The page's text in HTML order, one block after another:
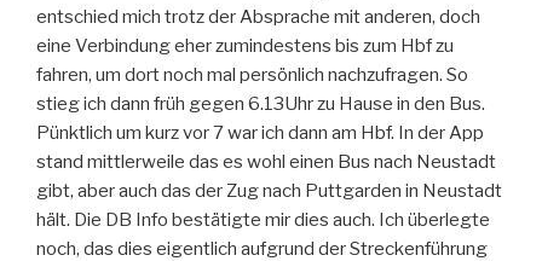
entschied mich trotz der Absprache mit anderen, doch
eine Verbindung eher zumindestens bis zum Hbf zu
fahren, um dort noch mal persönlich nachzufragen. So
stieg ich dann früh gegen 6.13Uhr zu Hause in den Bus.
Pünktlich um kurz vor 7 war ich dann am Hbf. In der App
stand mittlerweile das es wohl einen Bus nach Neustadt
gibt, aber auch das der Zug nach Puttgarden in Neustadt
hält. Die DB Info bestätigte mir dies auch. Ich überlegte
noch, das dies eigentlich aufgrund der Streckenführung